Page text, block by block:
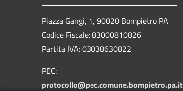
Piazza Gangi, 1, 90020 Bompietro PA
Codice Fiscale: 83000810826
Partita IVA: 03038630822
PEC:
protocollo@pec.comune.bompietro.pa.it